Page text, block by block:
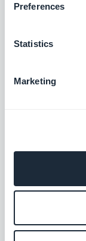
Preferences
Statistics
Marketing